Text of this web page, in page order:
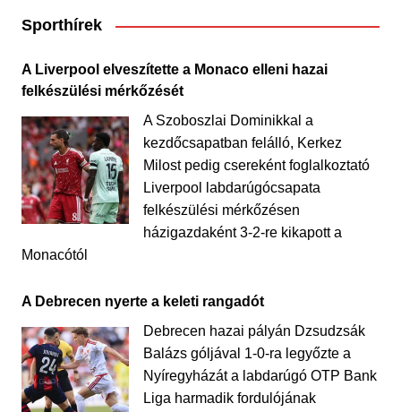
Sporthírek
A Liverpool elveszítette a Monaco elleni hazai
felkészülési mérkőzését
A Szoboszlai Dominikkal a
kezdőcsapatban felálló, Kerkez
Milost pedig csereként foglalkoztató
Liverpool labdarúgócsapata
felkészülési mérkőzésen
házigazdaként 3-2-re kikapott a
Monacótól
A Debrecen nyerte a keleti rangadót
Debrecen hazai pályán Dzsudzsák
Balázs góljával 1-0-ra legyőzte a
Nyíregyházát a labdarúgó OTP Bank
Liga harmadik fordulójának